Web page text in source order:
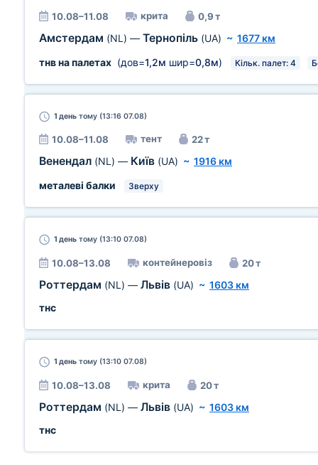
10.08–11.08 крита 0,9 т
Амстердам (NL) — Тернопіль (UA) ~ 1677 км
тнв на палетах (дов=1,2м шир=0,8м) Кільк. палет: 4
1 день тому (13:16 07.08)
10.08–11.08 тент 22 т
Венендал (NL) — Київ (UA) ~ 1916 км
металеві балки
Зверху
1 день тому (13:10 07.08)
10.08–13.08 контейнеровіз 20 т
Роттердам (NL) — Львів (UA) ~ 1603 км
тнс
1 день тому (13:10 07.08)
10.08–13.08 крита 20 т
Роттердам (NL) — Львів (UA) ~ 1603 км
тнс